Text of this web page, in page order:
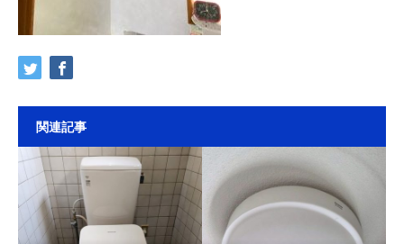
関連記事